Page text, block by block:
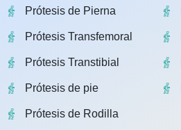
Prótesis de Pierna
Prótesis Transfemoral
Prótesis Transtibial
Prótesis de pie
Prótesis de Rodilla